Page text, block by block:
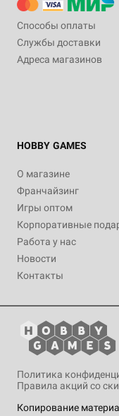
Способы оплаты
Службы доставки
Адреса магазинов
HOBBY GAMES
О магазине
Франчайзинг
Игры оптом
Корпоративные
Работа у нас
Новости
Контакты
Копирование
Политика
Правила акций со